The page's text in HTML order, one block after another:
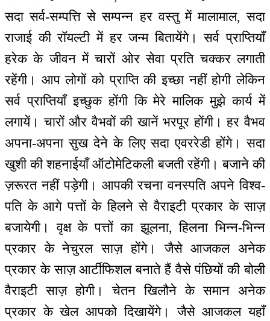
सदा सर्व-सम्पत्ति से सम्पन्न हर वस्तु में मालामाल, सदा
राजाई की रॉयल्टी में हर जन्म बितायेंगे। सर्व प्राप्तियाँ
हरेक के जीवन में चारों ओर सेवा प्रति चक्कर लगाती
रहेंगी। आप लोगों को प्राप्ति की इच्छा नहीं होगी लेकिन
सर्व प्राप्तियाँ इच्छुक होंगी कि मेरे मालिक मुझे कार्य में
लगायें। चारों और वैभवों की खानें भरपूर होंगी। हर वैभव
अपना-अपना सुख देने के लिए सदा एवररेडी होंगे। सदा
खुशी की शहनाईयाँ ऑटोमेटिकली बजती रहेंगी। बजाने की
ज़रूरत नहीं पड़ेगी। आपकी रचना वनस्पति अपने विश्व-
पति के आगे पत्तों के हिलने से वैराइटी प्रकार के साज़
बजायेगी। वृक्ष के पत्तों का झूलना, हिलना भिन्न-भिन्न
प्रकार के नेचुरल साज़ होंगे। जैसे आजकल अनेक
प्रकार के साज़ आर्टीफिशल बनाते हैं वैसे पंछियों की बोली
वैराइटी साज़ होगी। चेतन खिलौने के समान अनेक
प्रकार के खेल आपको दिखायेंगे। जैसे आजकल यहाँ